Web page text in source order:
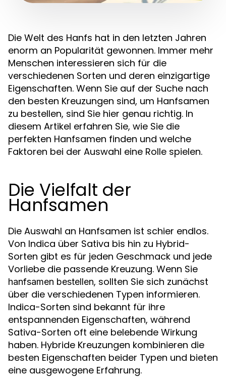
Die Welt des Hanfs hat in den letzten Jahren
enorm an Popularität gewonnen. Immer mehr
Menschen interessieren sich für die
verschiedenen Sorten und deren einzigartige
Eigenschaften. Wenn Sie auf der Suche nach
den besten Kreuzungen sind, um Hanfsamen
zu bestellen, sind Sie hier genau richtig. In
diesem Artikel erfahren Sie, wie Sie die
perfekten Hanfsamen finden und welche
Faktoren bei der Auswahl eine Rolle spielen.
Die Vielfalt der
Hanfsamen
Die Auswahl an Hanfsamen ist schier endlos.
Von Indica über Sativa bis hin zu Hybrid-
Sorten gibt es für jeden Geschmack und jede
Vorliebe die passende Kreuzung. Wenn Sie
hanfsamen bestellen, sollten Sie sich zunächst
über die verschiedenen Typen informieren.
Indica-Sorten sind bekannt für ihre
entspannenden Eigenschaften, während
Sativa-Sorten oft eine belebende Wirkung
haben. Hybride Kreuzungen kombinieren die
besten Eigenschaften beider Typen und bieten
eine ausgewogene Erfahrung.